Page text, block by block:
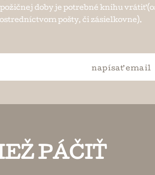
doby je potrebné knihu vrátiť
pošty, či zásielkovne).
napísaťemail
PÁČIŤ